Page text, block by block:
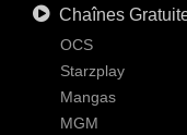
News
Reality
Science-Fiction &
Soap
Talk
Chaînes
OCS
Starzplay
Mangas
MGM